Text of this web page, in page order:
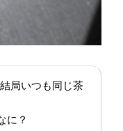
局いつも同じ茶
に？